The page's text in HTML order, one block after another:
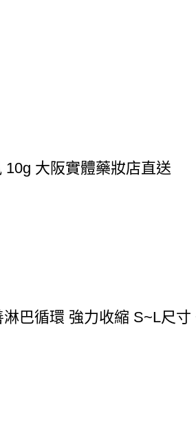
10g 大阪實體藥妝店直送
巴循環 強力收縮 S~L尺寸